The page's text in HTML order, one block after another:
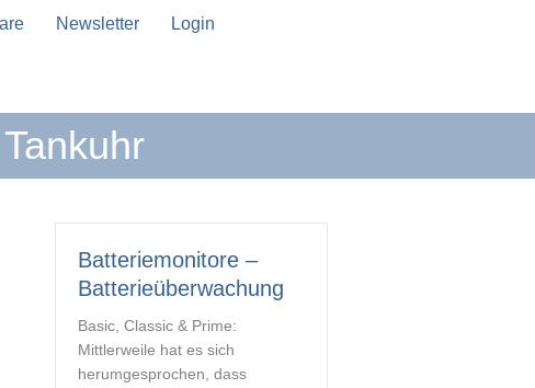
Newsletter Login
Tankuhr
verfügbar sind, benutze die Pfeile nach oben und
Batteriemonitore –
Batterieüberwachung
Basic, Classic & Prime:
Mittlerweile hat es sich
herumgesprochen, dass